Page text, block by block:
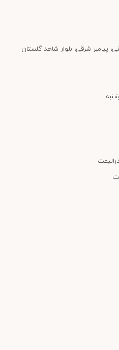
پیامبر شرقی، بلوار شاهد گلستان